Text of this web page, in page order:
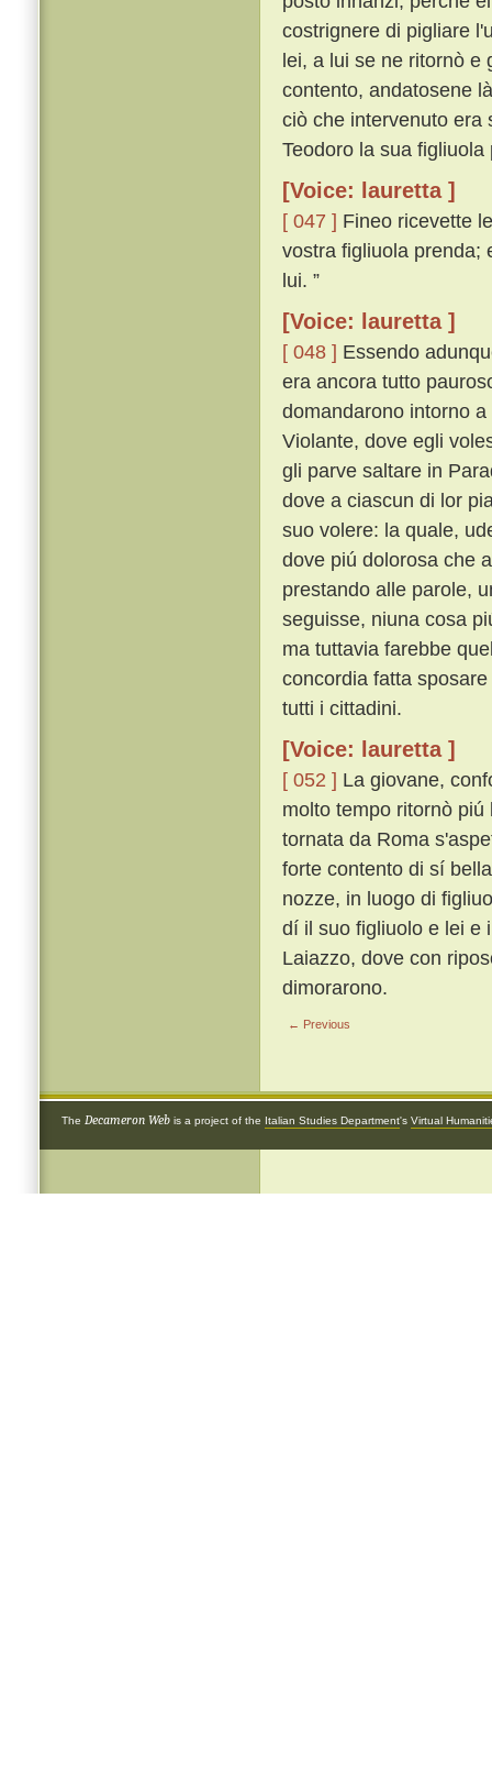
costrignere di pigliare
lei, a lui se ne ritornò
contento, andatosene
ciò che intervenuto era
Teodoro la sua
[Voice: lauretta ]
[ 047 ] Fineo ricevette
vostra figliuola prenda;
lui. ”
[Voice: lauretta ]
[ 048 ] Essendo
era ancora tutto
domandarono intorno
Violante, dove egli
gli parve saltare in
dove a ciascun di lor
suo volere: la quale,
dove piú dolorosa che
prestando alle parole,
seguisse, niuna cosa
ma tuttavia farebbe
concordia fatta
tutti i cittadini.
[Voice: lauretta ]
[ 052 ] La giovane,
molto tempo ritornò
tornata da Roma
forte contento di sí
nozze, in luogo di
dí il suo figliuolo e lei e
Laiazzo, dove con
dimorarono.
← Previous
The Decameron Web is a project of the Italian Studies Department's Virtual